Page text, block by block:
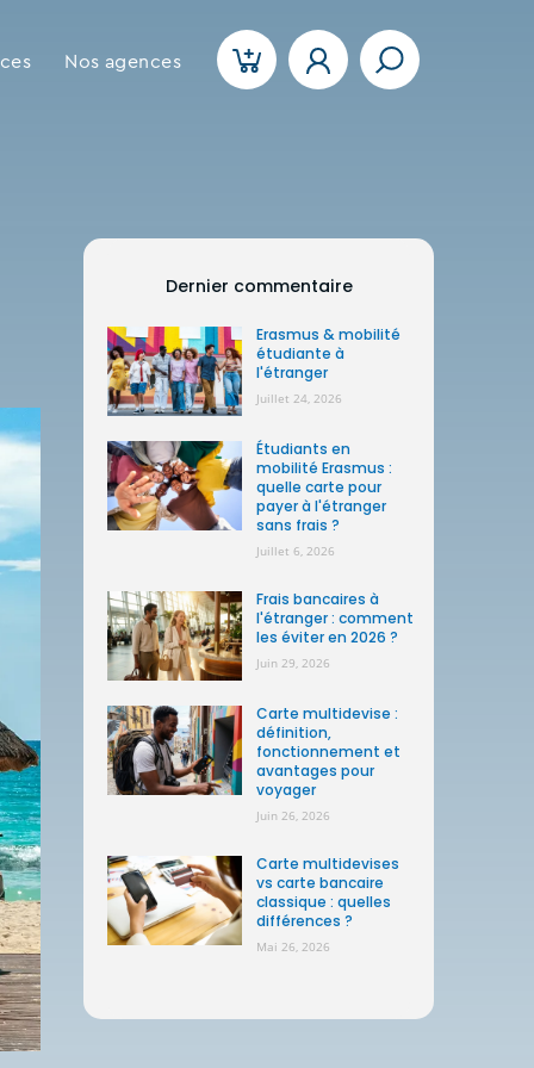
Nos agences
Dernier commentaire
Erasmus & mobilité
étudiante à
l'étranger
Juillet 24, 2026
Étudiants en
mobilité Erasmus :
quelle carte pour
payer à l'étranger
sans frais ?
Juillet 6, 2026
Frais bancaires à
l'étranger : comment
les éviter en 2026 ?
Juin 29, 2026
Carte multidevise :
définition,
fonctionnement et
avantages pour
voyager
Juin 26, 2026
Carte multidevises
vs carte bancaire
classique : quelles
différences ?
Mai 26, 2026